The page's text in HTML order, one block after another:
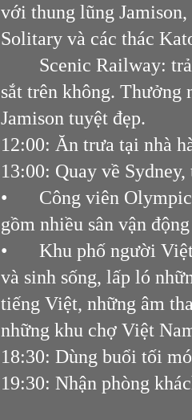
với thung lũng Jamison,
Solitary và các thác
Scenic Railway:
sắt trên không. Thưởng
Jamison tuyệt đẹp.
12:00: Ăn trưa tại nhà
13:00: Quay về
•
Công viên
gồm nhiều sân vận
•
Khu phố người
và sinh sống, lấp ló
tiếng Việt, những âm
những khu chợ Việt
18:30: Dùng buổi tối
19:30: Nhận phòng